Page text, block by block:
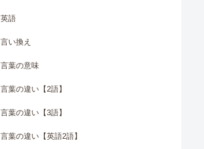
英語
言い換え
言葉の意味
言葉の違い【2語】
言葉の違い【3語】
言葉の違い【英語2語】